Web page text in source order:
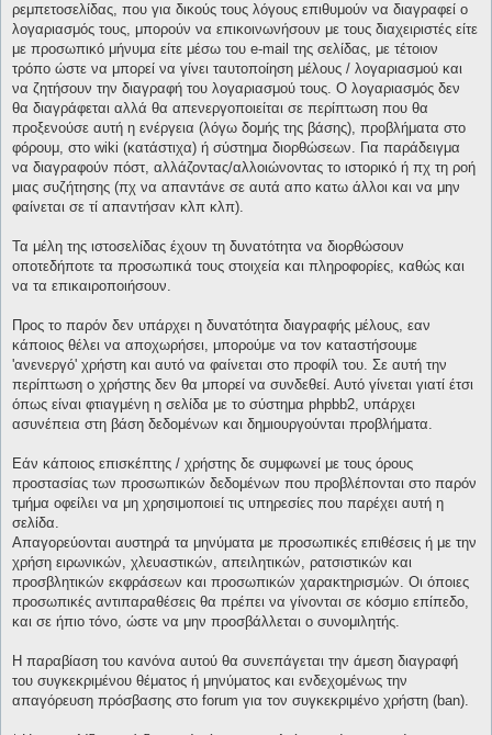
ρεμπετοσελίδας, που για δικούς τους λόγους επιθυμούν να διαγραφεί ο
λογαριασμός τους, μπορούν να επικοινωνήσουν με τους διαχειριστές είτε
με προσωπικό μήνυμα είτε μέσω του e-mail της σελίδας, με τέτοιον
τρόπο ώστε να μπορεί να γίνει ταυτοποίηση μέλους / λογαριασμού και
να ζητήσουν την διαγραφή του λογαριασμού τους. Ο λογαριασμός δεν
θα διαγράφεται αλλά θα απενεργοποιείται σε περίπτωση που θα
προξενούσε αυτή η ενέργεια (λόγω δομής της βάσης), προβλήματα στο
φόρουμ, στο wiki (κατάστιχα) ή σύστημα διορθώσεων. Για παράδειγμα
να διαγραφούν πόστ, αλλάζοντας/αλλοιώνοντας το ιστορικό ή πχ τη ροή
μιας συζήτησης (πχ να απαντάνε σε αυτά απο κατω άλλοι και να μην
φαίνεται σε τί απαντήσαν κλπ κλπ).
Τα μέλη της ιστοσελίδας έχουν τη δυνατότητα να διορθώσουν
οποτεδήποτε τα προσωπικά τους στοιχεία και πληροφορίες, καθώς και
να τα επικαιροποιήσουν.
Προς το παρόν δεν υπάρχει η δυνατότητα διαγραφής μέλους, εαν
κάποιος θέλει να αποχωρήσει, μπορούμε να τον καταστήσουμε
'ανενεργό' χρήστη και αυτό να φαίνεται στο προφίλ του. Σε αυτή την
περίπτωση ο χρήστης δεν θα μπορεί να συνδεθεί. Αυτό γίνεται γιατί έτσι
όπως είναι φτιαγμένη η σελίδα με το σύστημα phpbb2, υπάρχει
ασυνέπεια στη βάση δεδομένων και δημιουργούνται προβλήματα.
Εάν κάποιος επισκέπτης / χρήστης δε συμφωνεί με τους όρους
προστασίας των προσωπικών δεδομένων που προβλέπονται στο παρόν
τμήμα οφείλει να μη χρησιμοποιεί τις υπηρεσίες που παρέχει αυτή η
σελίδα.
Απαγορεύονται αυστηρά τα μηνύματα με προσωπικές επιθέσεις ή με την
χρήση ειρωνικών, χλευαστικών, απειλητικών, ρατσιστικών και
προσβλητικών εκφράσεων και προσωπικών χαρακτηρισμών. Οι όποιες
προσωπικές αντιπαραθέσεις θα πρέπει να γίνονται σε κόσμιο επίπεδο,
και σε ήπιο τόνο, ώστε να μην προσβάλλεται ο συνομιλητής.
Η παραβίαση του κανόνα αυτού θα συνεπάγεται την άμεση διαγραφή
του συγκεκριμένου θέματος ή μηνύματος και ενδεχομένως την
απαγόρευση πρόσβασης στο forum για τον συγκεκριμένο χρήστη (ban).